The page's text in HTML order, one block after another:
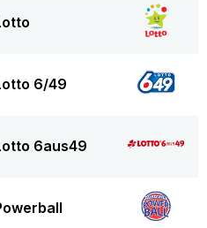
Lotto
Lotto 6/49
Lotto 6aus49
Powerball